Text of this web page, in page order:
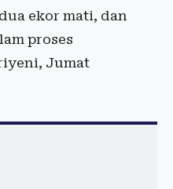
ekor mati, dan
proses
Jumat